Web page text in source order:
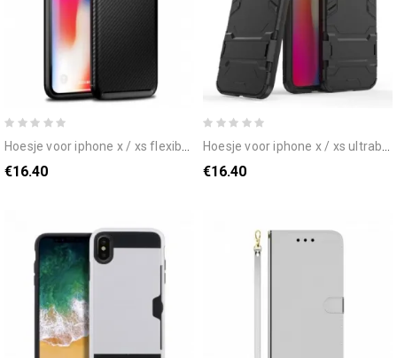
hoesje voor iphone x / xs flexibele koolstofvezeltextuur
€16.40
hoesje voor iphone x / xs ultrabestendig
€16.40